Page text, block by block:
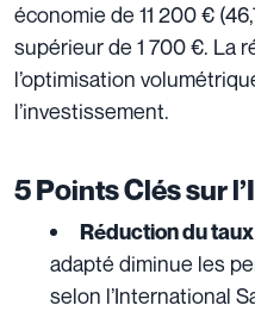
économie de 11 200 €
supérieur de 1 700 €. La
l’optimisation
l’investissement.
5 Points Clés sur
Réduction du
adapté diminue les
selon l’International